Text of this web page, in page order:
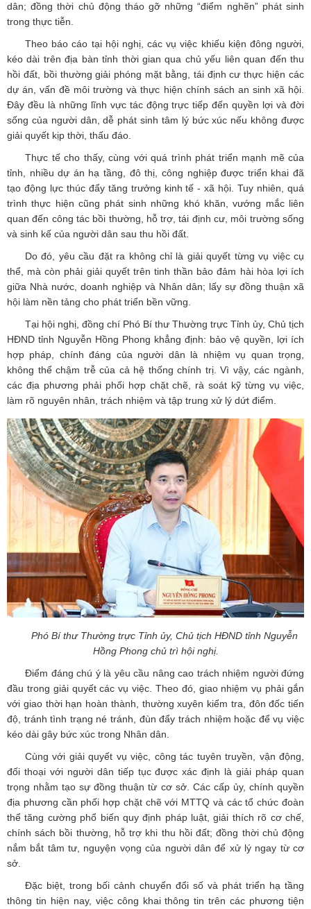
dân; đồng thời chủ động tháo gỡ những “điểm nghẽn” phát sinh
trong thực tiễn.
Theo báo cáo tại hội nghị, các vụ việc khiếu kiện đông người,
kéo dài trên địa bàn tỉnh thời gian qua chủ yếu liên quan đến thu
hồi đất, bồi thường giải phóng mặt bằng, tái định cư thực hiện các
dự án, vấn đề môi trường và thực hiện chính sách an sinh xã hội.
Đây đều là những lĩnh vực tác động trực tiếp đến quyền lợi và đời
sống của người dân, dễ phát sinh tâm lý bức xúc nếu không được
giải quyết kịp thời, thấu đáo.
Thực tế cho thấy, cùng với quá trình phát triển mạnh mẽ của
tỉnh, nhiều dự án hạ tầng, đô thị, công nghiệp được triển khai đã
tạo động lực thúc đẩy tăng trưởng kinh tế - xã hội. Tuy nhiên, quá
trình thực hiện cũng phát sinh những khó khăn, vướng mắc liên
quan đến công tác bồi thường, hỗ trợ, tái định cư, môi trường sống
và sinh kế của người dân sau thu hồi đất.
Do đó, yêu cầu đặt ra không chỉ là giải quyết từng vụ việc cụ
thể, mà còn phải giải quyết trên tinh thần bảo đảm hài hòa lợi ích
giữa Nhà nước, doanh nghiệp và Nhân dân; lấy sự đồng thuận xã
hội làm nền tảng cho phát triển bền vững.
Tại hội nghị, đồng chí Phó Bí thư Thường trực Tỉnh ủy, Chủ tịch
HĐND tỉnh Nguyễn Hồng Phong khẳng định: bảo vệ quyền, lợi ích
hợp pháp, chính đáng của người dân là nhiệm vụ quan trọng,
không thể chậm trễ của cả hệ thống chính trị. Vì vậy, các ngành,
các địa phương phải phối hợp chặt chẽ, rà soát kỹ từng vụ việc,
làm rõ nguyên nhân, trách nhiệm và tập trung xử lý dứt điểm.
Phó Bí thư Thường trực Tỉnh ủy, Chủ tịch HĐND tỉnh Nguyễn
Hồng Phong chủ trì hội nghị.
Điểm đáng chú ý là yêu cầu nâng cao trách nhiệm người đứng
đầu trong giải quyết các vụ việc. Theo đó, giao nhiệm vụ phải gắn
với giao thời hạn hoàn thành, thường xuyên kiểm tra, đôn đốc tiến
độ, tránh tình trạng né tránh, đùn đẩy trách nhiệm hoặc để vụ việc
kéo dài gây bức xúc trong Nhân dân.
Cùng với giải quyết vụ việc, công tác tuyên truyền, vận động,
đối thoại với người dân tiếp tục được xác định là giải pháp quan
trọng nhằm tạo sự đồng thuận từ cơ sở. Các cấp ủy, chính quyền
địa phương cần phối hợp chặt chẽ với MTTQ và các tổ chức đoàn
thể tăng cường phổ biến quy định pháp luật, giải thích rõ cơ chế,
chính sách bồi thường, hỗ trợ khi thu hồi đất; đồng thời chủ động
nắm bắt tâm tư, nguyện vọng của người dân để xử lý ngay từ cơ
sở.
Đặc biệt, trong bối cảnh chuyển đổi số và phát triển hạ tầng
thông tin hiện nay, việc công khai thông tin trên các phương tiện